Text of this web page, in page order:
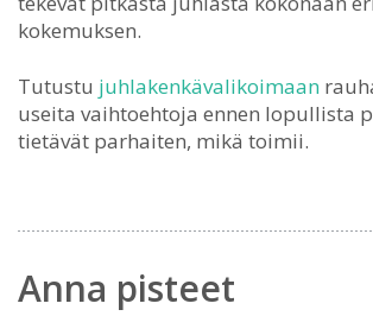
kokemuksen.
Tutustu juhlakenkävalikoimaan
useita vaihtoehtoja ennen lopullista
tietävät parhaiten, mikä toimii.
Anna pisteet